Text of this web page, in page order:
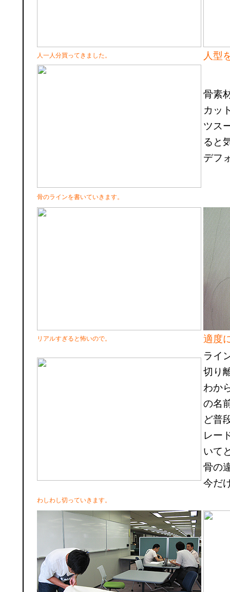
人一人分買ってきました。 人型
骨素
カッ
ツス
ると
デフ
骨のラインを書いていきます。
リアルすぎると怖いので。
適度
ライ
切り
わか
の名
ど普
レー
いて
骨の
今だ
わしわし切っていきます。